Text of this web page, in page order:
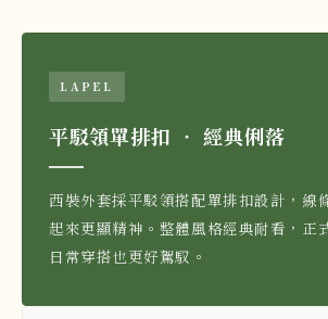
LAPEL
平駁領單排扣 ‧ 經典俐落
西裝外套採平駁領搭配單排扣設計，線
起來更顯精神。整體風格經典耐看，正
日常穿搭也更好駕馭。